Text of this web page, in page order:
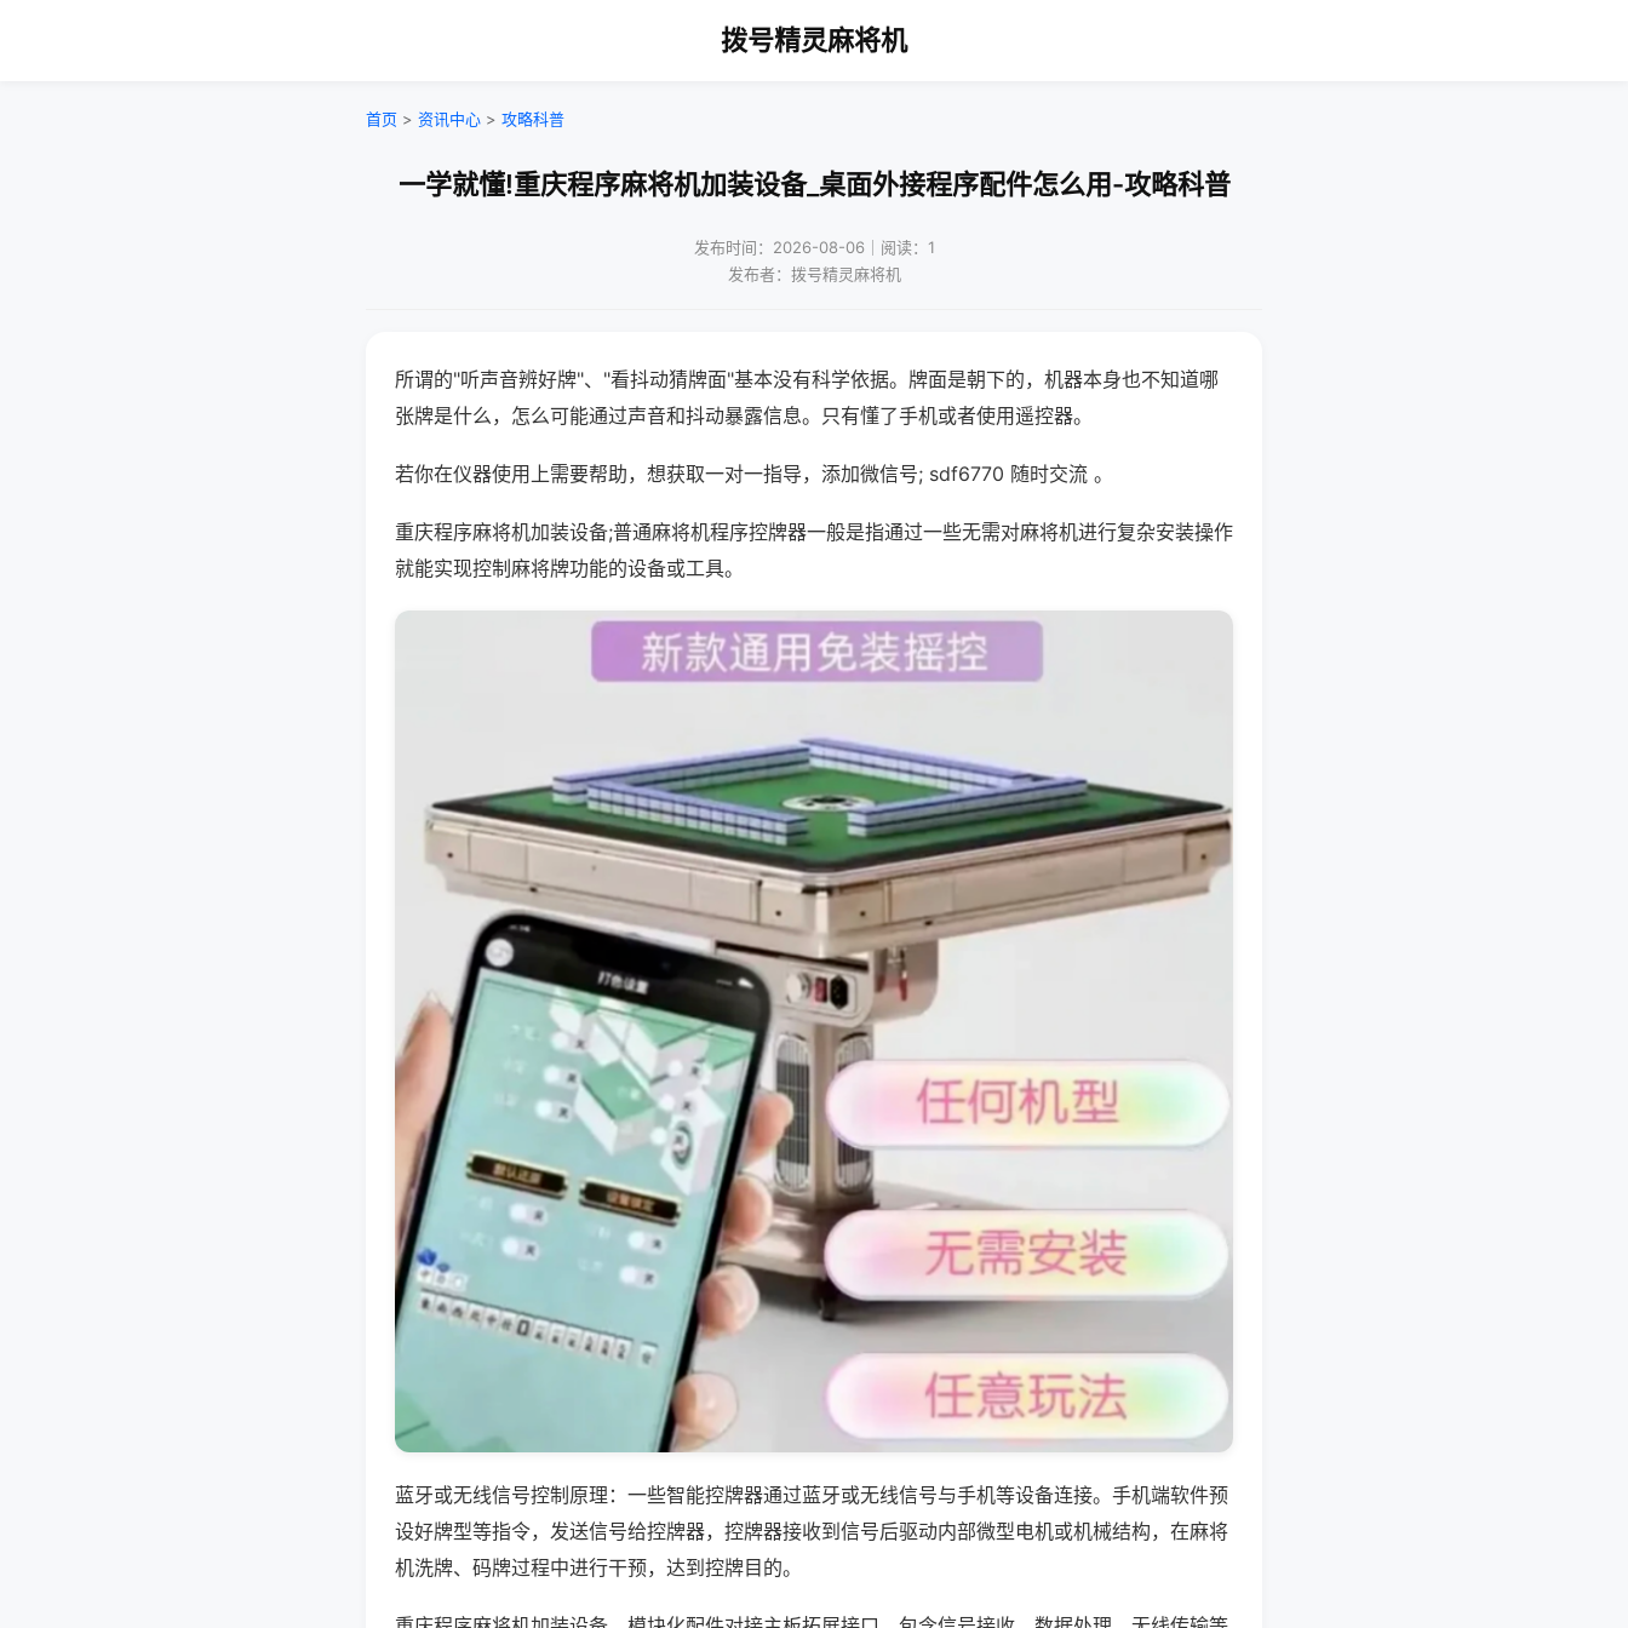
拨号精灵麻将机
首页 > 资讯中心 > 攻略科普
一学就懂!重庆程序麻将机加装设备_桌面外接程序配件怎么用-攻略科普
发布时间：2026-08-06｜阅读：1
发布者：拨号精灵麻将机
所谓的"听声音辨好牌"、"看抖动猜牌面"基本没有科学依据。牌面是朝下的，机器本身也不知道哪
张牌是什么，怎么可能通过声音和抖动暴露信息。只有懂了手机或者使用遥控器。
若你在仪器使用上需要帮助，想获取一对一指导，添加微信号; sdf6770 随时交流 。
重庆程序麻将机加装设备;普通麻将机程序控牌器一般是指通过一些无需对麻将机进行复杂安装操作
就能实现控制麻将牌功能的设备或工具。
蓝牙或无线信号控制原理：一些智能控牌器通过蓝牙或无线信号与手机等设备连接。手机端软件预
设好牌型等指令，发送信号给控牌器，控牌器接收到信号后驱动内部微型电机或机械结构，在麻将
机洗牌、码牌过程中进行干预，达到控牌目的。